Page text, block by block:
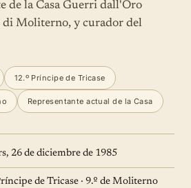
de la Casa Guerri dall'Oro
di Moliterno, y curador del
12.º Príncipe de Tricase
Representante actual de la Casa
26 de diciembre de 1985
de Tricase · 9.º de Moliterno